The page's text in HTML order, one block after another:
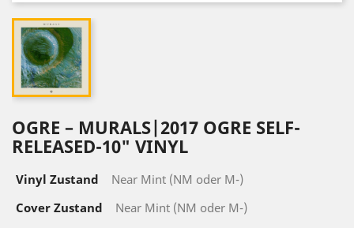
OGRE ‎– MURALS|2017 OGRE SELF-
RELEASED-10" VINYL
Vinyl Zustand
Near Mint (NM oder M-)
Cover Zustand
Near Mint (NM oder M-)